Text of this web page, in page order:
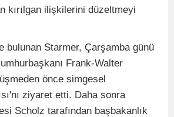
kırılgan ilişkilerini düzeltmeyi
bulunan Starmer, Çarşamba günü
Frank-Walter
önce simgesel
ziyaret etti. Daha sonra
Scholz tarafından başbakanlık